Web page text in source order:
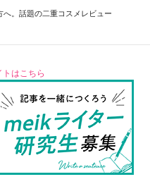
へ。話題の二重コスメレビュー
はこちら